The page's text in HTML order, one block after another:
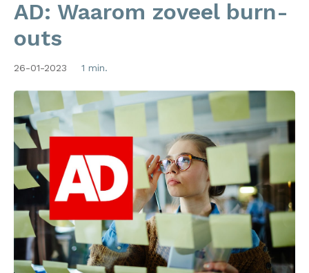
AD: Waarom zoveel burn-
outs
26-01-2023 1 min.